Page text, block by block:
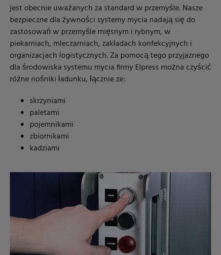
jest obecnie uważanych za standard w przemyśle. Nasze
bezpieczne dla żywności systemy mycia nadają się do
zastosowań w przemyśle mięsnym i rybnym, w
piekarniach, mleczarniach, zakładach konfekcyjnych i
organizacjach logistycznych. Za pomocą tego przyjaznego
dla środowiska systemu mycia firmy Elpress można czyścić
różne nośniki ładunku, łącznie ze:
skrzyniami
paletami
pojemnikami
zbiornikami
kadziami